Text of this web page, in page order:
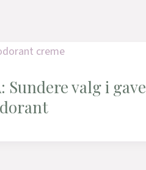
Sundere valg i gave